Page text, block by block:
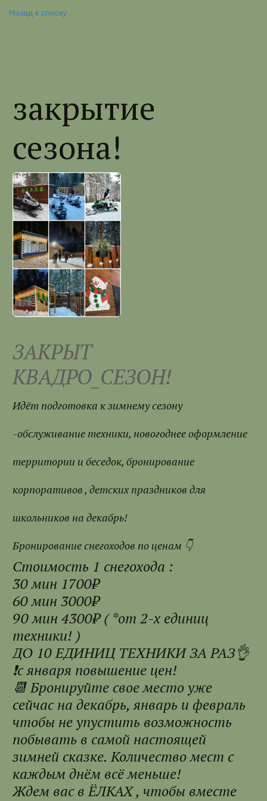
Назад к списку
закрытие
сезона!
ЗАКРЫТ
КВАДРО_СЕЗОН!
Идёт подготовка к зимнему сезону
-обслуживание техники, новогоднее оформление
территории и беседок, бронирование
корпоративов , детских праздников для
школьников на декабрь!
Бронирование снегоходов по ценам 👇
Стоимость 1 снегохода :
30 мин 1700₽
60 мин 3000₽
90 мин 4300₽ ( *от 2-х единиц
техники! )
ДО 10 ЕДИНИЦ ТЕХНИКИ ЗА РАЗ👌
❗с января повышение цен!
📆 Бронируйте свое место уже
сейчас на декабрь, январь и февраль
чтобы не упустить возможность
побывать в самой настоящей
зимней сказке. Количество мест с
каждым днём всё меньше!
Ждем вас в ËЛКАХ , чтобы вместе